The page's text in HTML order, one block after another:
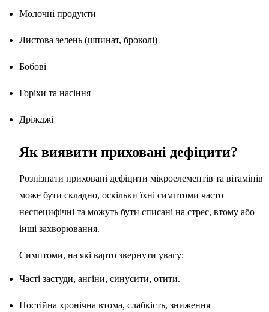
Молочні продукти
Листова зелень (шпинат, броколі)
Бобові
Горіхи та насіння
Дріжджі
Як виявити приховані дефіцити?
Розпізнати приховані дефіцити мікроелементів та вітамінів
може бути складно, оскільки їхні симптоми часто
неспецифічні та можуть бути списані на стрес, втому або
інші захворювання.
Симптоми, на які варто звернути увагу:
Часті застуди, ангіни, синусити, отити.
Постійна хронічна втома, слабкість, зниження